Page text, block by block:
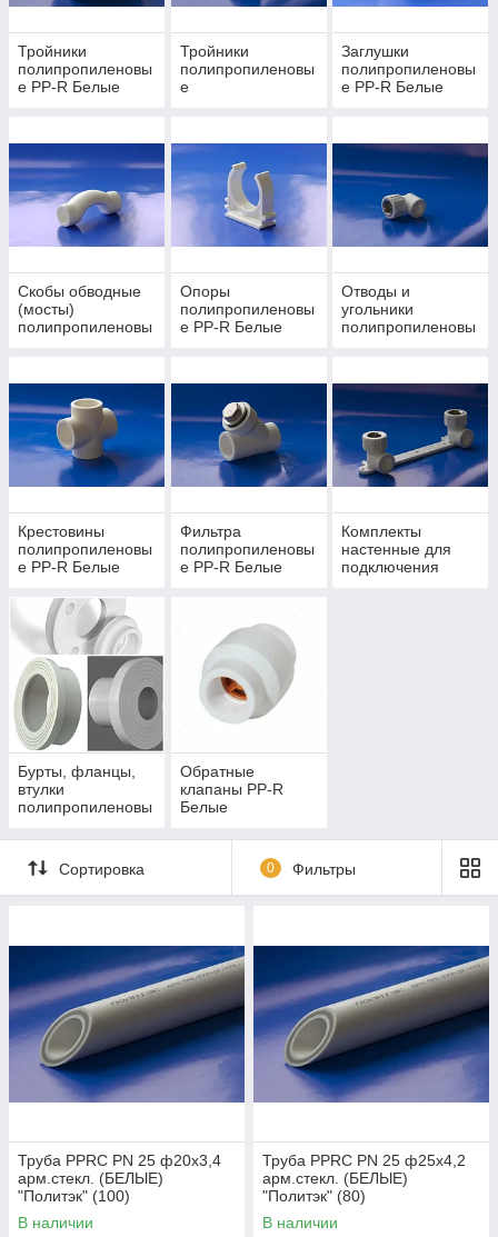
Тройники
полипропиленовы
е PP-R Белые
Тройники
полипропиленовы
е
Заглушки
полипропиленовы
е PP-R Белые
Скобы обводные
(мосты)
полипропиленовы
Опоры
полипропиленовы
е PP-R Белые
Отводы и
угольники
полипропиленовы
Крестовины
полипропиленовы
е PP-R Белые
Фильтра
полипропиленовы
е PP-R Белые
Комплекты
настенные для
подключения
Бурты, фланцы,
втулки
полипропиленовы
Обратные
клапаны РР-R
Белые
Сортировка 0 Фильтры
Труба PPRC PN 25 ф20х3,4
арм.стекл. (БЕЛЫЕ)
"Политэк" (100)
В наличии
Труба PPRC PN 25 ф25х4,2
арм.стекл. (БЕЛЫЕ)
"Политэк" (80)
В наличии